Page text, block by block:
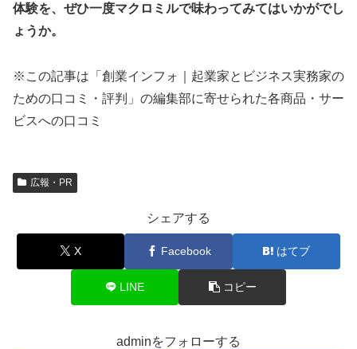
体験を、ぜひ一度マクロミルで味わってみてはいかがでし
ょうか。
※この記事は「創業インフォ｜起業家とビジネス実務家の
ための口コミ・評判」の編集部に寄せられた各商品・サー
ビスへの口コミ
広報・PR
シェアする
X Facebook はてブ
LINE コピー
adminをフォローする